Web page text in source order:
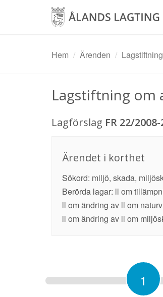
Hem Ärenden
Lagstiftning om
Lagförslag FR 22/
Ärendet i korthet
Sökord: miljö, skada,
Berörda lagar: ll om
ll om ändring av ll om
ll om ändring av ll om
1